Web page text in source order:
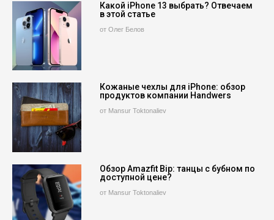
Какой iPhone 13 выбрать? Отвечаем
в этой статье
от Олег Белов
Кожаные чехлы для iPhone: обзор
продуктов компании Handwers
от Mansur Toktonaliev
Обзор Amazfit Bip: танцы с бубном по
доступной цене?
от Mansur Toktonaliev